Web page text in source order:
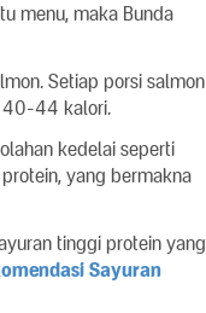
menu, maka Bunda
Setiap porsi salmon
40-44 kalori.
kedelai seperti
yang bermakna
tinggi protein yang
Sayuran